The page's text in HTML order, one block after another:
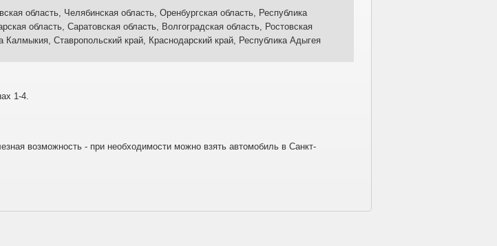
область, Челябинская область, Оренбургская область, Республика
область, Саратовская область, Волгоградская область, Ростовская
Калмыкия, Ставропольский край, Краснодарский край, Республика Адыгея
1-4.
возможность - при необходимости можно взять автомобиль в Санкт-